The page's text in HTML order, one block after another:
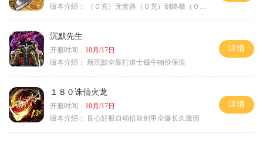
版本介绍：
（０充）无套路（０充）到终极（０充）爽
沉默先生
开服时间： 10月/17日
版本介绍：
新沉默全靠打道士贼牛物价保值
详情
１８０诛仙火龙
开服时间： 10月/17日
版本介绍：
良心好服自动拾取剑甲全爆长久激情
详情